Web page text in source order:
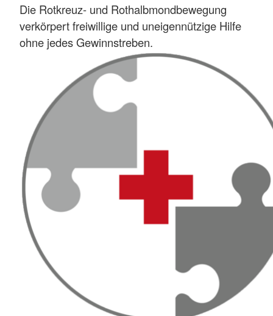
Die Rotkreuz- und Rothalbmondbewegung
verkörpert freiwillige und uneigennützige Hilfe
ohne jedes Gewinnstreben.